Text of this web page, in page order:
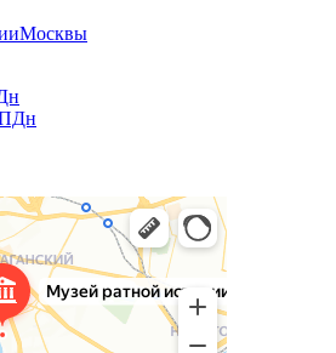
ПДн